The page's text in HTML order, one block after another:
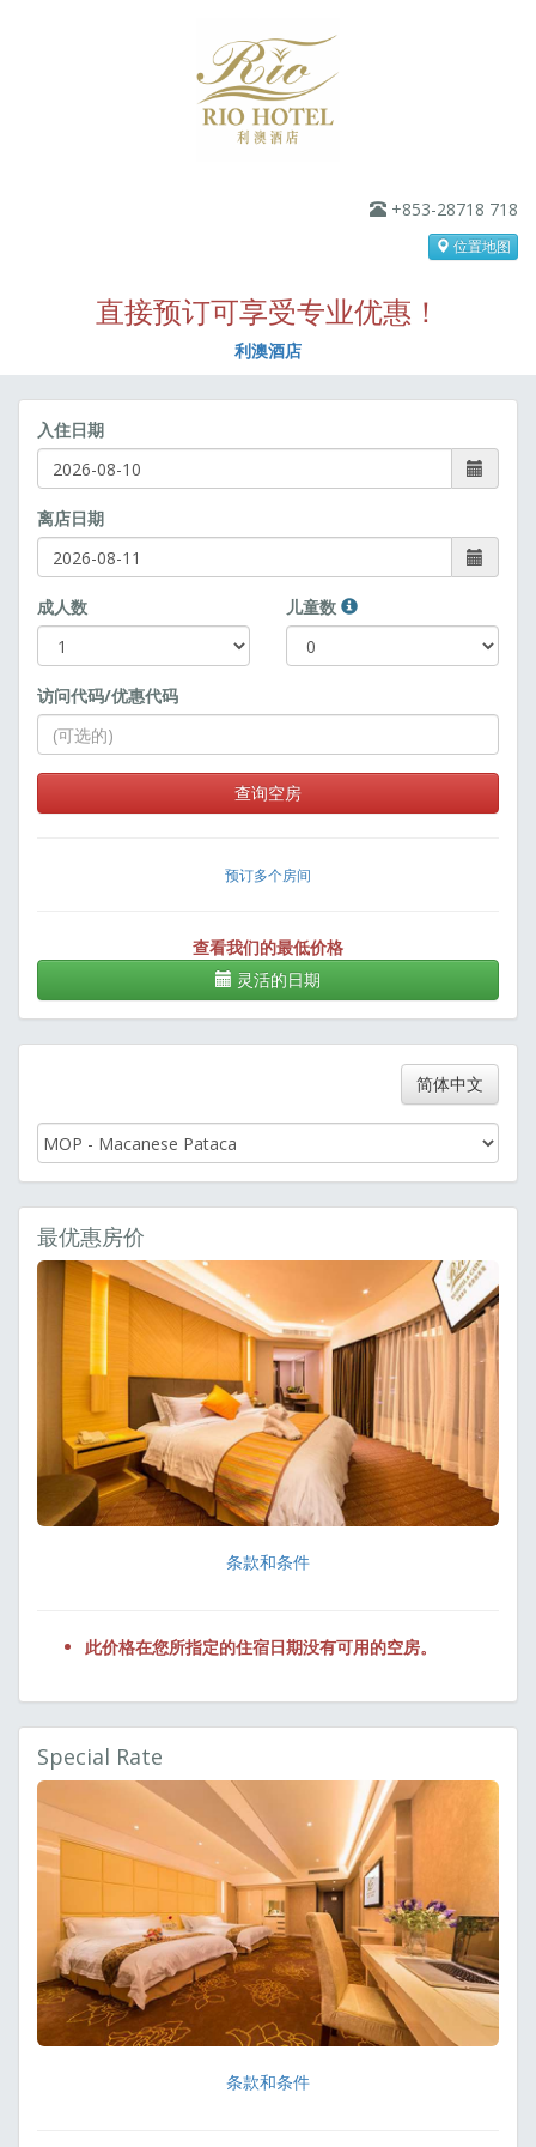
+853-28718 718
位置地图
直接预订可享受专业优惠！
利澳酒店
入住日期
离店日期
成人数 儿童数
访问代码/优惠代码
查询空房
预订多个房间
查看我们的最低价格
灵活的日期
简体中文
最优惠房价
条款和条件
此价格在您所指定的住宿日期没有可用的空房。
Special Rate
条款和条件